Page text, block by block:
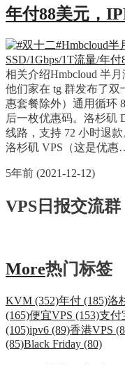
年付88美元，
相关介绍Hmbcloud 半
他们家在 tg 群发布了
惠套餐除外）通用循环
后一枚优惠码。洛杉矶
线路，支持 72 小时退
洛杉矶 VPS（这是优
5年前 (2021-12-12)
VPS日报交流群
More热门标签
KVM (352)年付 (185)洛
(165)便宜VPS (153)支付
(105)ipv6 (89)香港VPS
(85)Black Friday (80)